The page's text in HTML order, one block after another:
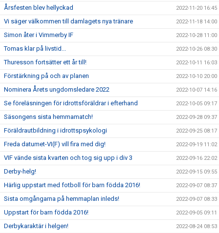
Årsfesten blev hellyckad 2022-11-20 16:45
Vi säger välkommen till damlagets nya tränare 2022-11-18 14:00
Simon åter i Vimmerby IF 2022-10-28 11:00
Tomas klar på livstid... 2022-10-26 08:30
Thuresson fortsätter ett år till! 2022-10-11 16:03
Förstärkning på och av planen 2022-10-10 20:00
Nominera Årets ungdomsledare 2022 2022-10-07 14:16
Se föreläsningen för idrottsföräldrar i efterhand 2022-10-05 09:17
Säsongens sista hemmamatch! 2022-09-28 09:37
Föräldrautbildning i idrottspsykologi 2022-09-25 08:17
Freda datumet-VI(F) vill fira med dig! 2022-09-19 11:02
VIF vände sista kvarten och tog sig upp i div 3 2022-09-16 22:02
Derby-helg! 2022-09-15 09:55
Härlig uppstart med fotboll för barn födda 2016! 2022-09-07 08:37
Sista omgångarna på hemmaplan inleds! 2022-09-07 08:33
Uppstart för barn födda 2016! 2022-09-05 09:11
Derbykaraktär i helgen! 2022-08-24 08:53